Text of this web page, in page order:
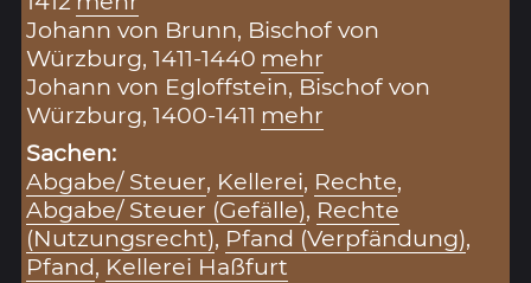
Johann von Brunn, Bischof von
Würzburg, 1411-1440 mehr
Johann von Egloffstein, Bischof von
Würzburg, 1400-1411 mehr
Sachen:
Abgabe/ Steuer, Kellerei, Rechte,
Abgabe/ Steuer (Gefälle), Rechte
(Nutzungsrecht), Pfand (Verpfändung),
Pfand, Kellerei Haßfurt